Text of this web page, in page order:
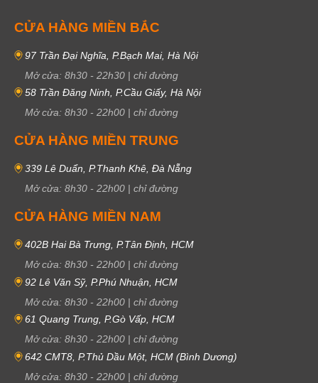
CỬA HÀNG MIỀN BẮC
97 Trần Đại Nghĩa, P.Bạch Mai, Hà Nội
Mở cửa: 8h30 - 22h30 | chỉ đường
58 Trần Đăng Ninh, P.Cầu Giấy, Hà Nội
Mở cửa: 8h30 - 22h00 | chỉ đường
CỬA HÀNG MIỀN TRUNG
339 Lê Duẩn, P.Thanh Khê, Đà Nẵng
Mở cửa: 8h30 - 22h00 | chỉ đường
CỬA HÀNG MIỀN NAM
402B Hai Bà Trưng, P.Tân Định, HCM
Mở cửa: 8h30 - 22h00 | chỉ đường
92 Lê Văn Sỹ, P.Phú Nhuận, HCM
Mở cửa: 8h30 - 22h00 | chỉ đường
61 Quang Trung, P.Gò Vấp, HCM
Mở cửa: 8h30 - 22h00 | chỉ đường
642 CMT8, P.Thủ Dầu Một, HCM (Bình Dương)
Mở cửa: 8h30 - 22h00 | chỉ đường